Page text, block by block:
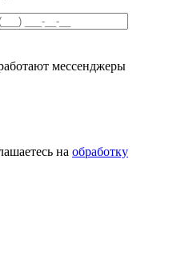
мессенджеры
на обработку